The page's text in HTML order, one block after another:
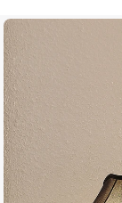
Gå
til
slutten
av
bildegalleri